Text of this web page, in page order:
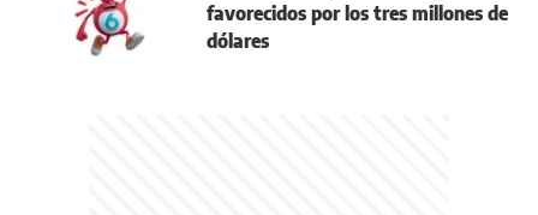
favorecidos por los tres millones de
dólares